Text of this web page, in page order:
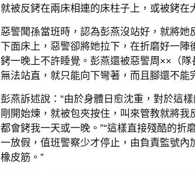
就被反銬在兩床相連的床柱子上，或被銬在
惡警聞孫當班時，認為彭燕沒站好，就將她
下面床上，惡警卻將她拉下，在折磨好一
銬一晚上不許睡覺。彭燕還被惡警周××（
無法站直，就只能向下彎著，而且腳還不能
彭燕訴述說：“由於身體日愈沈重，對於這
剛開始煉，就被包夾按住，叫來管教就將
都會銬我一天或一晚。”“這樣直接殘酷的
一放假，值班警察少才停止，由負責監號
橡皮筋。”